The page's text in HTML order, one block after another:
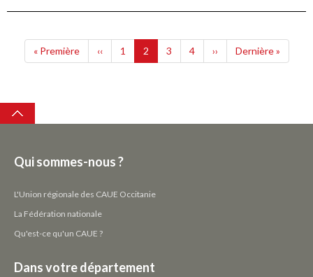
Première
page
« Première
Page
précédente
‹‹ Page
1
Page
courante
2 Page
3 Page
4
Page
suivante
››
Dernière
page
Dernière »
Top
Qui sommes-nous ?
L'Union régionale des CAUE Occitanie
La Fédération nationale
Qu'est-ce qu'un CAUE ?
Dans votre département